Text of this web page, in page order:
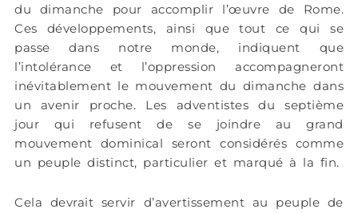
du dimanche pour accomplir l’œuvre de Rome.
Ces développements, ainsi que tout ce qui se
passe dans notre monde, indiquent que
l’intolérance et l’oppression accompagneront
inévitablement le mouvement du dimanche dans
un avenir proche. Les adventistes du septième
jour qui refusent de se joindre au grand
mouvement dominical seront considérés comme
un peuple distinct, particulier et marqué à la fin.
Cela devrait servir d’avertissement au peuple de